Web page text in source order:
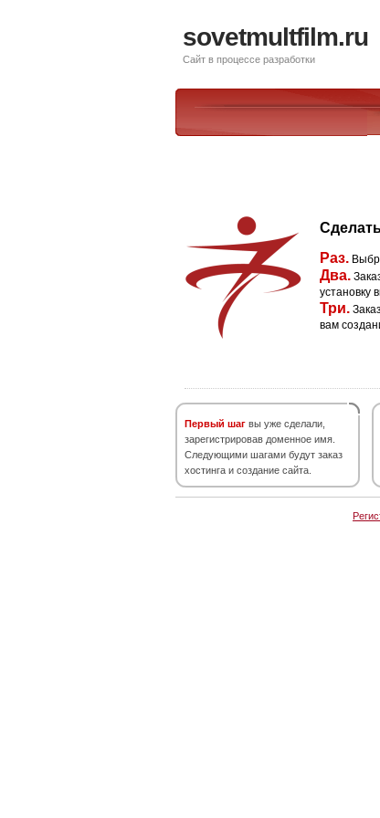
sovetmultfilm.ru
Сайт в процессе разработки
Раз.
Два.
установку
Три.
вам
Первый шаг вы уже сделали,
зарегистрировав доменное имя.
Следующими шагами будут заказ
хостинга и создание сайта.